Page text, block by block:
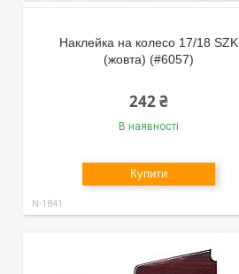
Наклейка на колесо 17/18 SZK
(жовта) (#6057)
242 ₴
В наявності
Купити
N-1841